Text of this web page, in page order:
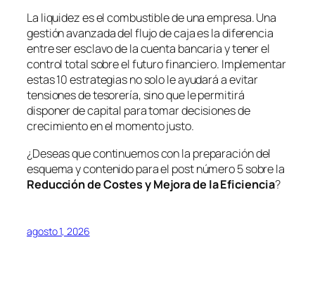
La liquidez es el combustible de una empresa. Una
gestión avanzada del flujo de caja es la diferencia
entre ser esclavo de la cuenta bancaria y tener el
control total sobre el futuro financiero. Implementar
estas 10 estrategias no solo le ayudará a evitar
tensiones de tesorería, sino que le permitirá
disponer de capital para tomar decisiones de
crecimiento en el momento justo.
¿Deseas que continuemos con la preparación del
esquema y contenido para el post número 5 sobre la
Reducción de Costes y Mejora de la Eficiencia?
agosto 1, 2026